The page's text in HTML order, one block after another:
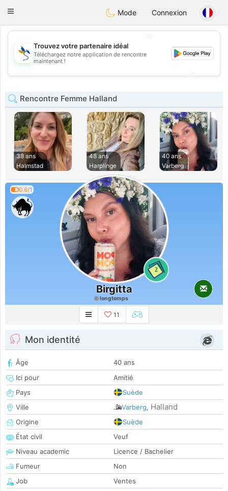
SvenskaDating
Toggle
Mode Connexion
💖
💕
Trouvez votre partenaire idéal
Téléchargez notre application de rencontre
maintenant !
Rencontre Femme Halland
38 ans
Halmstad
48 ans
Harplinge
40 ans
Varberg
0.6/1
2
Birgitta
longtemps
11
Mon identité
Âge
40 ans
Ici pour
Amitié
Pays
Suède
Ville
Varberg, Halland
Origine
Suède
État civil
Veuf
Niveau academic
Licence / Bachelier
Fumeur
Non
Job
Ventes